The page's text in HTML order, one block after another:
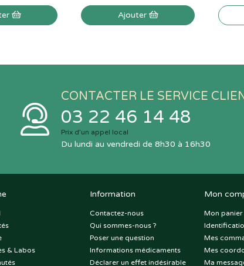
Ajouter
CONTACTER LE SERVICE
03 22 46 14 48
Prix d’un appel local
Du lundi au vendredi de 8h30 à 16h30
& Labos
Information
Contactez-nous
Qui sommes-nous ?
Poser une question
Informations médicaments
Déclarer un effet indésirable
Mon
Mon panier
Mes
Mes
Ma